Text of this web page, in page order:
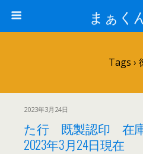
まぁく
Tags ›
2023年3月24日
た行 既製認印 在
2023年3月24日現在